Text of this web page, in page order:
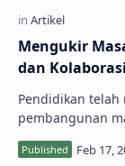
Mengukir
dan Kolaborasi
Pendidikan
pembangunan
tengah dinamika